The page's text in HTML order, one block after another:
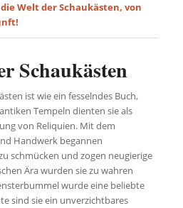
Welt der Schaukästen, von
Schaukästen
ist wie ein fesselndes Buch,
Tempeln dienten sie als
von Reliquien. Mit dem
Handwerk begannen
schmücken und zogen neugierige
Ära wurden sie zu wahren
wurde eine beliebte
sind sie ein unverzichtbares